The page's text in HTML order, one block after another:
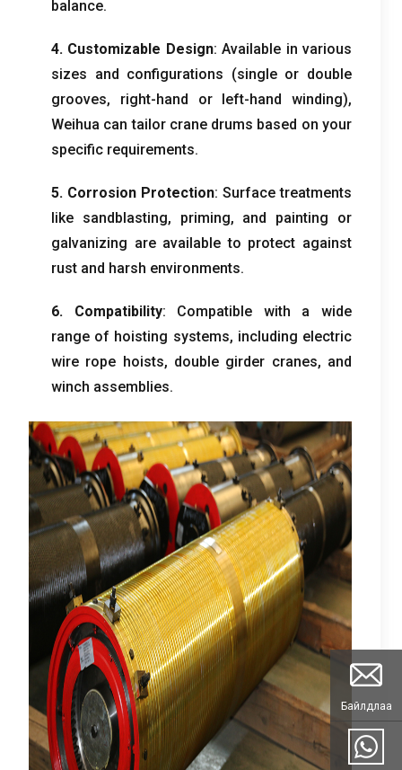
balance.
4. Customizable Design:Available in various
sizes and configurations (single or double
grooves, right-hand or left-hand winding),
Weihua can tailor crane drums based on your
specific requirements.
5. Corrosion Protection: Surface treatments
like sandblasting, priming, and painting or
galvanizing are available to protect against
rust and harsh environments.
6. Compatibility: Compatible with a wide
range of hoisting systems, including electric
wire rope hoists, double girder cranes, and
winch assemblies.
Байлдлаа